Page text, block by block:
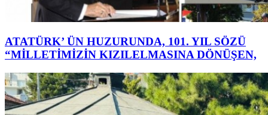
ATATÜRK’ ÜN HUZURUNDA, 101. YIL SÖZÜ
“MİLLETİMİZİN KIZILELMASINA DÖNÜŞEN,